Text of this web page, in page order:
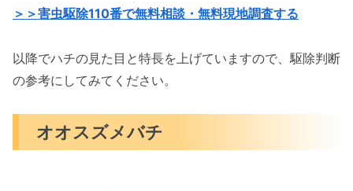
＞＞害虫駆除110番で無料相談・無料現地調査する
以降でハチの見た目と特長を上げていますので、駆除判断
の参考にしてみてください。
オオスズメバチ